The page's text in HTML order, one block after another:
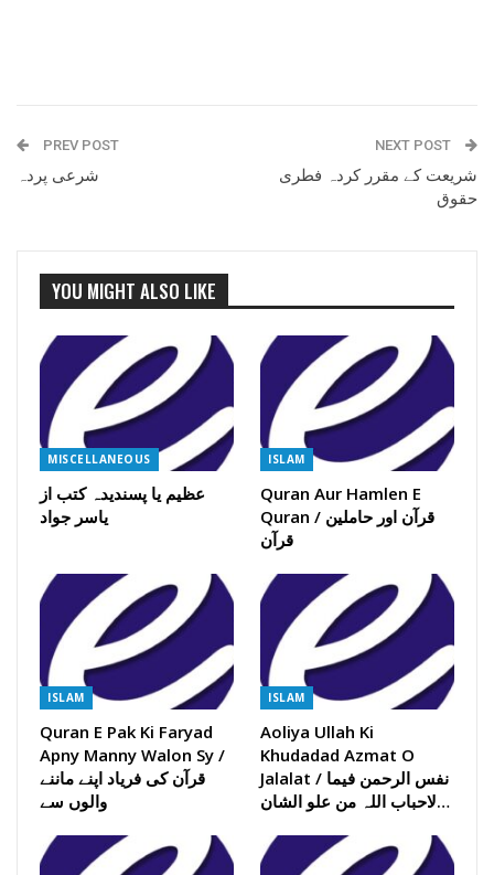
PREV POST
شرعی پردہ
NEXT POST
شریعت کے مقرر کردہ فطری
حقوق
YOU MIGHT ALSO LIKE
MISCELLANEOUS
عظیم یا پسندیدہ کتب از
یاسر جواد
ISLAM
Quran Aur Hamlen E
Quran / قرآن اور حاملین
قرآن
ISLAM
Quran E Pak Ki Faryad
Apny Manny Walon Sy /
قرآن کی فریاد اپنے ماننے
والوں سے
ISLAM
Aoliya Ullah Ki
Khudadad Azmat O
Jalalat / نفس الرحمن فیما
لاحباب اللہ من علو الشان…